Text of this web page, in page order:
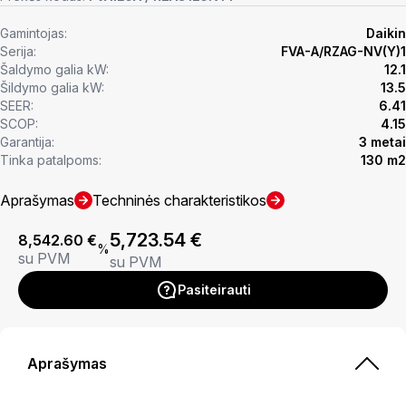
Gamintojas:
Daikin
Serija:
FVA-A/RZAG-NV(Y)1
Šaldymo galia kW:
12.1
Šildymo galia kW:
13.5
SEER:
6.41
SCOP:
4.15
Garantija:
3 metai
Tinka patalpoms:
130 m2
Aprašymas Techninės charakteristikos
8,542.60 €
su PVM
%5,723.54 €
su PVM
Pasiteirauti
Aprašymas